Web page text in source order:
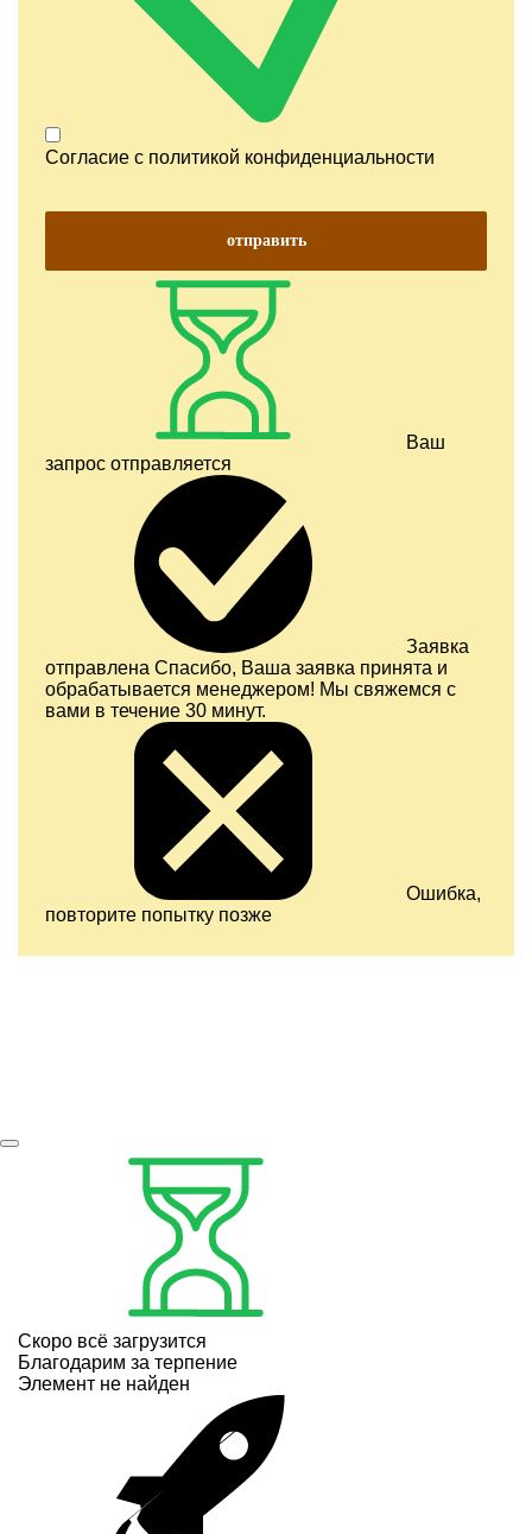
Согласие с политикой конфиденциальности
отправить
Ваш
запрос отправляется
Заявка
отправлена Спасибо, Ваша заявка принята и
обрабатывается менеджером! Мы свяжемся с
вами в течение 30 минут.
Ошибка,
повторите попытку позже
Скоро всё загрузится
Благодарим за терпение
Элемент не найден